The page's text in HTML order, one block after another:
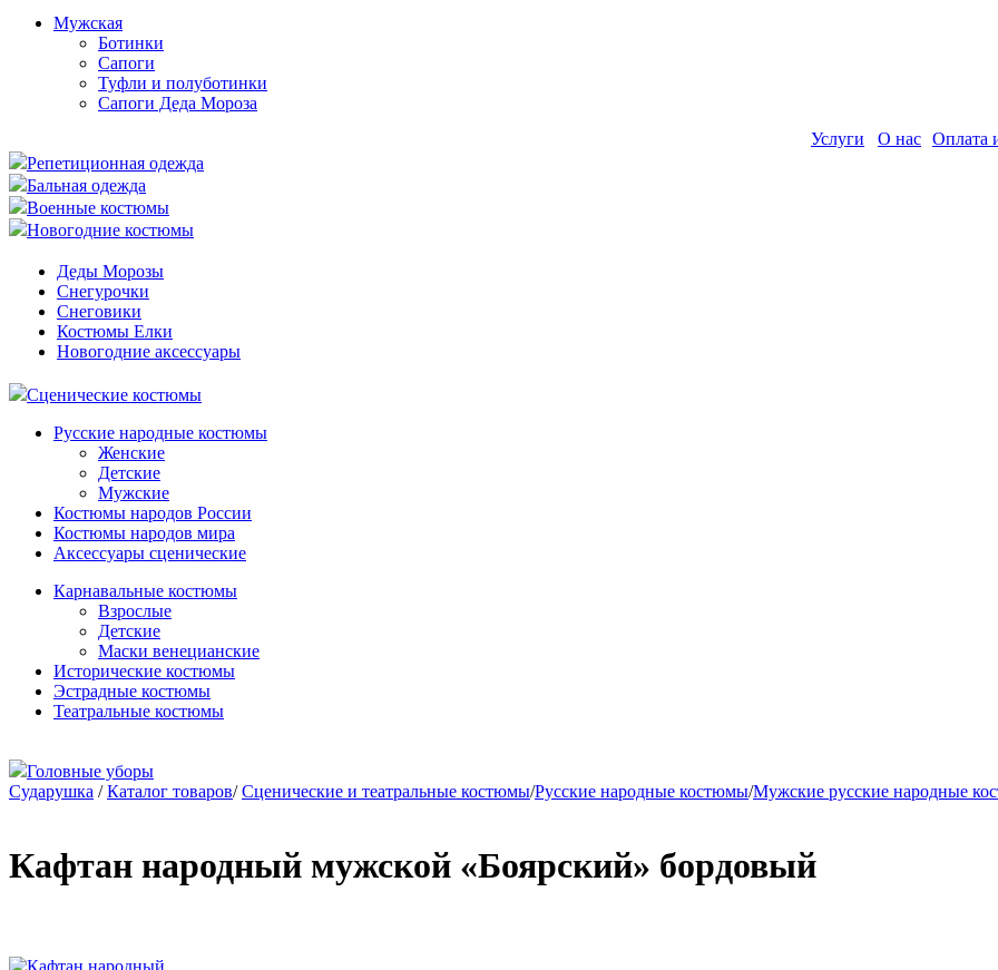
Мужская
Ботинки
Сапоги
Туфли и полуботинки
Сапоги Деда Мороза
Репетиционная одежда
Бальная одежда
Военные костюмы
Новогодние костюмы
Деды Морозы
Снегурочки
Снеговики
Костюмы Елки
Новогодние аксессуары
Сценические костюмы
Русские народные костюмы
Женские
Детские
Мужские
Костюмы народов России
Костюмы народов мира
Аксессуары сценические
Карнавальные костюмы
Взрослые
Детские
Маски венецианские
Исторические костюмы
Эстрадные костюмы
Театральные костюмы
Головные уборы
Услуги О нас Оплата
Сударушка / Каталог товаров/ Сценические и театральные костюмы/Русские народные костюмы/Мужские русские народные
Кафтан народный мужской «Боярский» бордовый